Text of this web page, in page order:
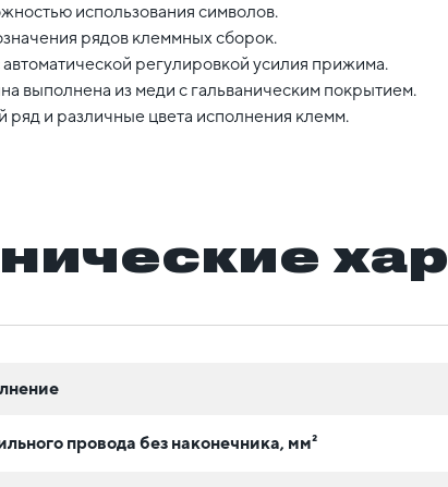
использования символов.
рядов клеммных сборок.
регулировкой усилия прижима.
выполнена из меди с гальваническим покрытием.
и различные цвета исполнения клемм.
провода без наконечника, мм²